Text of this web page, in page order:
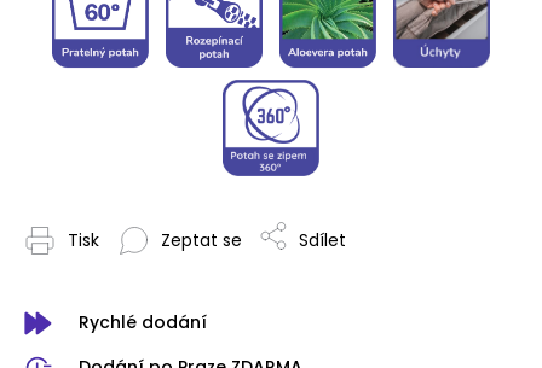
Tisk Zeptat se Sdílet
Rychlé dodání